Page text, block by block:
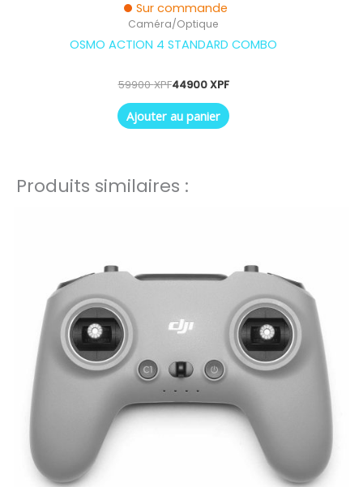
Sur commande
Caméra/Optique
OSMO ACTION 4 STANDARD COMBO
59900XPF44900XPF
Ajouter au panier
Produits similaires :